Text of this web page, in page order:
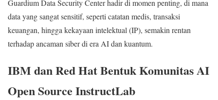
Guardium Data Security Center hadir di momen penting, di mana
data yang sangat sensitif, seperti catatan medis, transaksi
keuangan, hingga kekayaan intelektual (IP), semakin rentan
terhadap ancaman siber di era AI dan kuantum.
IBM dan Red Hat Bentuk Komunitas AI
Open Source InstructLab